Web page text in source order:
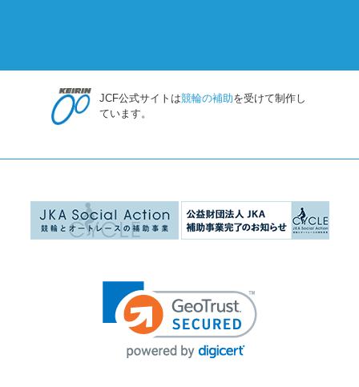
JCF公式サイトは競輪の補助を受けて制作し
ています。